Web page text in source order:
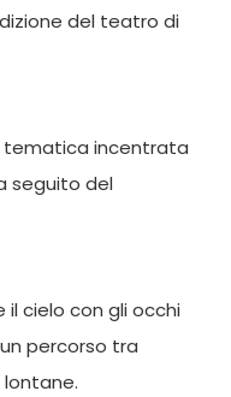
del teatro di
tematica incentrata
seguito del
il cielo con gli occhi
percorso tra